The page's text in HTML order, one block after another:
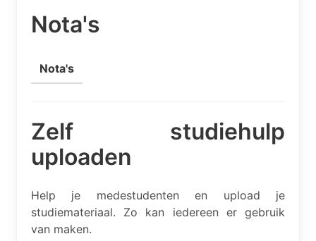
Nota's
Nota's
Zelf studiehulp
uploaden
Help je medestudenten en upload je
studiemateriaal. Zo kan iedereen er gebruik
van maken.